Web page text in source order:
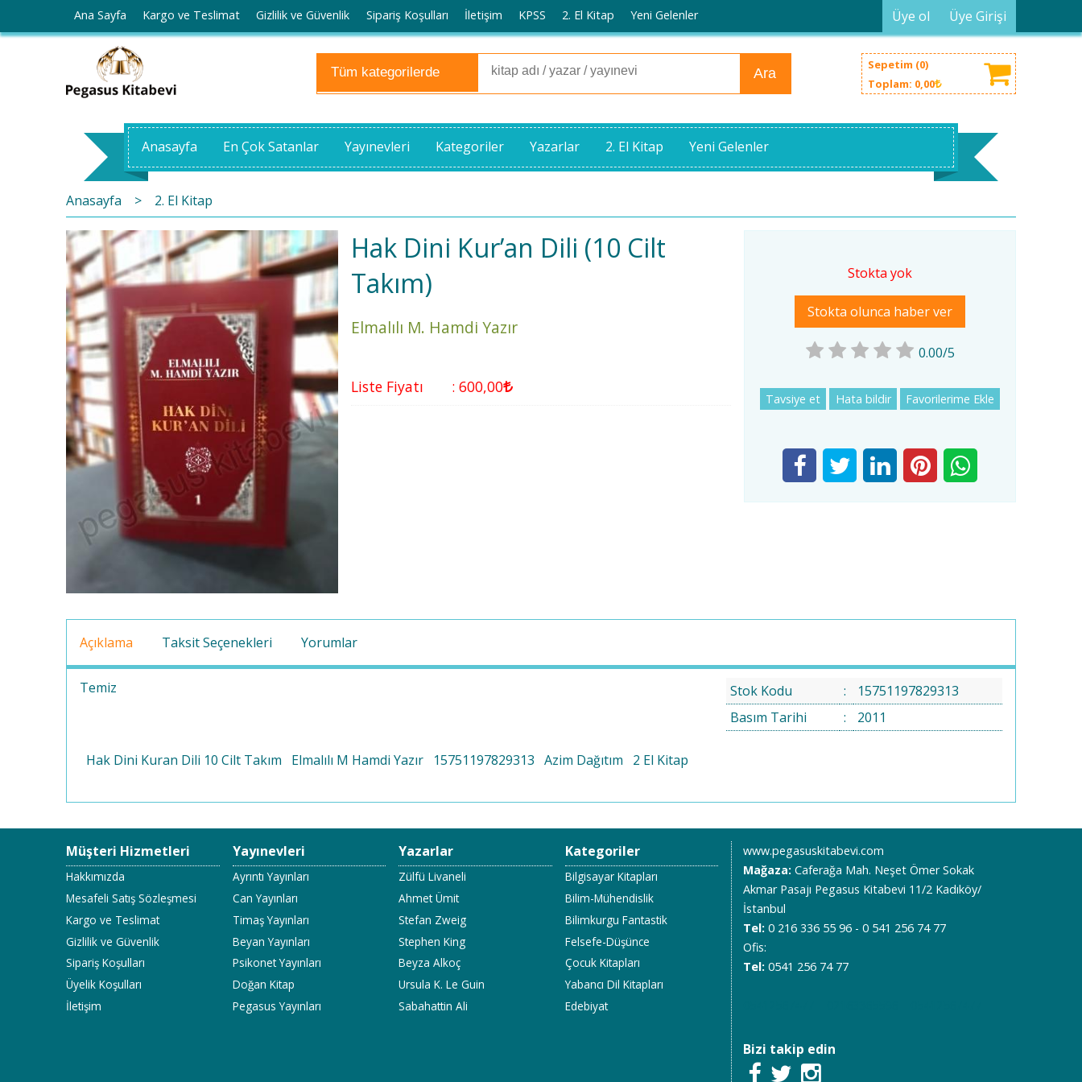
Ana Sayfa Kargo ve Teslimat Gizlilik ve Güvenlik Sipariş Koşulları İletişim KPSS 2. El Kitap Yeni Gelenler Üye ol Üye Girişi
Ara
Sepetim (0)
Toplam: 0,00
Anasayfa En Çok Satanlar Yayınevleri Kategoriler Yazarlar 2. El Kitap Yeni Gelenler
Anasayfa > 2. El Kitap
Hak Dini Kur’an Dili (10 Cilt
Takım)
Elmalılı M. Hamdi Yazır
Liste Fiyatı : 600,00
Stokta yok
Stokta olunca haber ver
0.00/5
Tavsiye et Hata bildir Favorilerime Ekle
Açıklama Taksit Seçenekleri Yorumlar
Temiz Stok Kodu :
15751197829313
Basım Tarihi
: 2011
Hak Dini Kuran Dili 10 Cilt Takım Elmalılı M Hamdi Yazır 15751197829313 Azim Dağıtım 2 El Kitap
Müşteri Hizmetleri
Hakkımızda
Mesafeli Satış Sözleşmesi
Kargo ve Teslimat
Gizlilik ve Güvenlik
Sipariş Koşulları
Üyelik Koşulları
İletişim
Yayınevleri
Ayrıntı Yayınları
Can Yayınları
Timaş Yayınları
Beyan Yayınları
Psikonet Yayınları
Doğan Kitap
Pegasus Yayınları
Yazarlar
Zülfü Livaneli
Ahmet Ümit
Stefan Zweig
Stephen King
Beyza Alkoç
Ursula K. Le Guin
Sabahattin Ali
Kategoriler
Bilgisayar Kitapları
Bilim-Mühendislik
Bilimkurgu Fantastik
Felsefe-Düşünce
Çocuk Kitapları
Yabancı Dil Kitapları
Edebiyat
www.pegasuskitabevi.com
Mağaza:Caferağa Mah. Neşet Ömer Sokak
Akmar Pasajı Pegasus Kitabevi 11/2 Kadıköy/
İstanbul
Tel:0 216 336 55 96 - 0 541 256 74 77
Ofis:
Tel: 0541 256 74 77
Bizi takip edin